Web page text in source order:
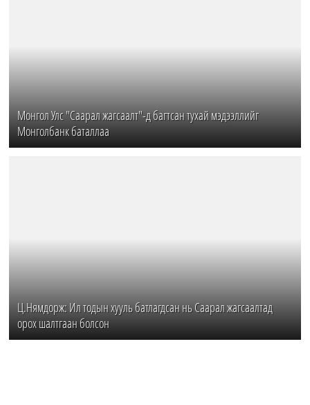
Монгол Улс "Саарал жагсаалт"-д багтсан тухай мэдээллийг
Монголбанк баталлаа
Ц.Нямдорж: Ил тодын хууль батлагдсан нь Саарал жагсаалтад
орох шалтгаан болсон